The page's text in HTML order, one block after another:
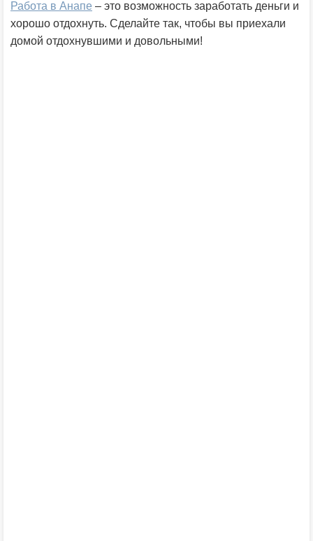
Работа в Анапе – это возможность заработать деньги и
хорошо отдохнуть. Сделайте так, чтобы вы приехали
домой отдохнувшими и довольными!